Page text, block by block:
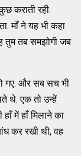
कराती रही.
माँ ने यह भी कहा
तुम तब समझोगी जब
गए. और सब सच भी
थे. एक तो उन्हें
में हाँ मिलाने का
कर रखी थी, वह